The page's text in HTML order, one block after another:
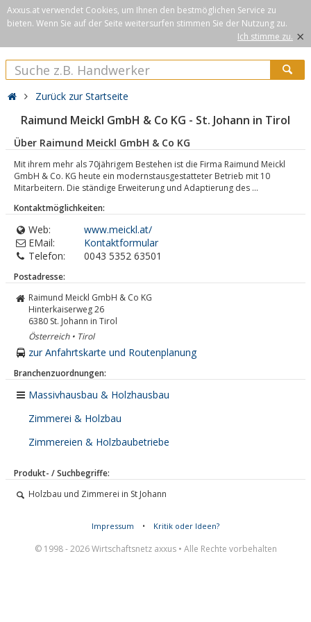
Axxus.at verwendet Cookies, um Ihnen den bestmöglichen Service zu
bieten. Wenn Sie auf der Seite weitersurfen stimmen Sie der Nutzung zu.
Ich stimme zu. ×
Zurück zur Startseite
Raimund Meickl GmbH & Co KG - St. Johann in Tirol
Über Raimund Meickl GmbH & Co KG
Mit ihrem mehr als 70jährigem Bestehen ist die Firma Raimund Meickl
GmbH & Co. KG heute ein modernstausgestatteter Betrieb mit 10
Mitarbeitern. Die ständige Erweiterung und Adaptierung des ...
Kontaktmöglichkeiten:
Web:
www.meickl.at/
EMail:
Kontaktformular
Telefon:
0043 5352 63501
Postadresse:
Raimund Meickl GmbH & Co KG
Hinterkaiserweg 26
6380 St. Johann in Tirol
Österreich • Tirol
zur Anfahrtskarte und Routenplanung
Branchenzuordnungen:
Massivhausbau & Holzhausbau
Zimmerei & Holzbau
Zimmereien & Holzbaubetriebe
Produkt- / Suchbegriffe:
Holzbau und Zimmerei in St Johann
Impressum • Kritik oder Ideen?
© 1998 - 2026 Wirtschaftsnetz axxus • Alle Rechte vorbehalten